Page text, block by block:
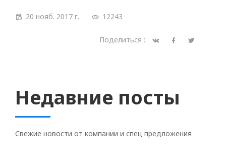
20 нояб. 2017 г. 12243
Поделиться :
Недавние посты
Свежие новости от компании и спец предложения